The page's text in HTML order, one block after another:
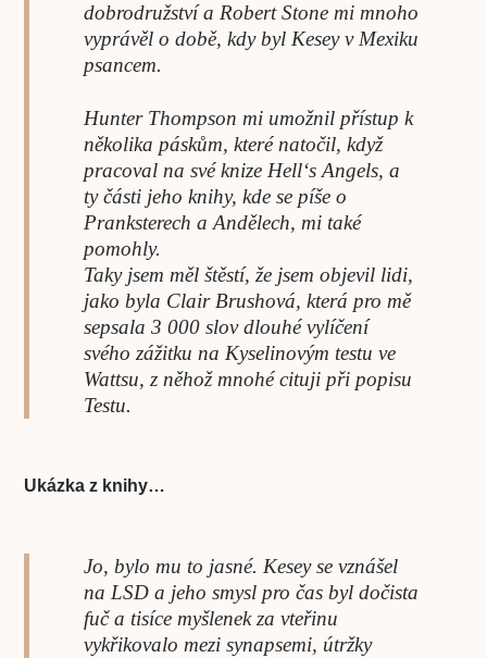
dobrodružství a Robert Stone mi mnoho
vyprávěl o době, kdy byl Kesey v Mexiku
psancem.
Hunter Thompson mi umožnil přístup k
několika páskům, které natočil, když
pracoval na své knize Hell‘s Angels, a
ty části jeho knihy, kde se píše o
Pranksterech a Andělech, mi také
pomohly.
Taky jsem měl štěstí, že jsem objevil lidi,
jako byla Clair Brushová, která pro mě
sepsala 3 000 slov dlouhé vylíčení
svého zážitku na Kyselinovým testu ve
Wattsu, z něhož mnohé cituji při popisu
Testu.
Ukázka z knihy…
Jo, bylo mu to jasné. Kesey se vznášel
na LSD a jeho smysl pro čas byl dočista
fuč a tisíce myšlenek za vteřinu
vykřikovalo mezi synapsemi, útržky